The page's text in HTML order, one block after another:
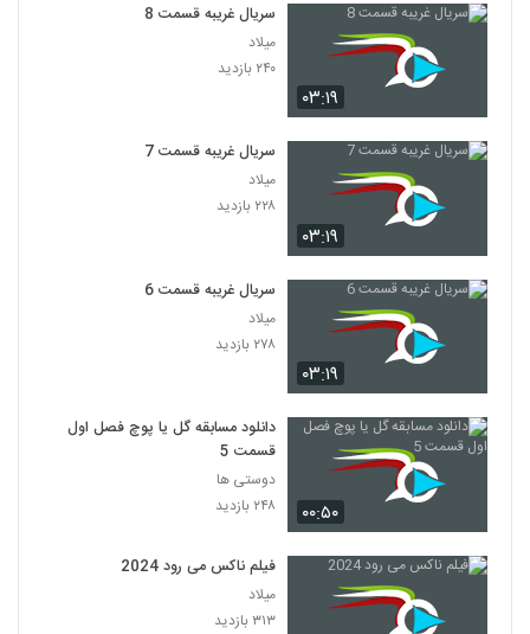
۰۳:۱۹
سریال غریبه قسمت 8
میلاد
۲۴۰ بازدید
۰۳:۱۹
سریال غریبه قسمت 7
میلاد
۲۲۸ بازدید
۰۳:۱۹
سریال غریبه قسمت 6
میلاد
۲۷۸ بازدید
۰۰:۵۰
دانلود مسابقه گل یا پوچ فصل اول
قسمت 5
دوستی ها
۲۴۸ بازدید
فیلم ناکس می رود 2024
میلاد
۳۱۳ بازدید